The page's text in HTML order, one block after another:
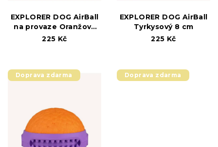
EXPLORER DOG AirBall
na provaze Oranžový
6,5 cm
225 Kč
EXPLORER DOG AirBall
Tyrkysový 8 cm
225 Kč
Doprava zdarma Doprava zdarma